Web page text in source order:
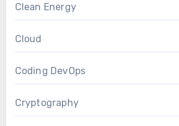
Clean Energy
Cloud
Coding DevOps
Cryptography